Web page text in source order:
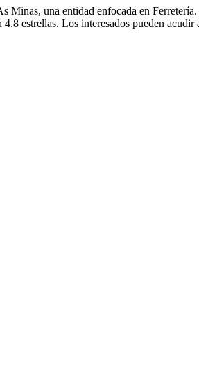
Minas, una entidad enfocada en
estrellas. Los interesados pueden